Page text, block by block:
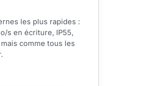
les plus rapides :
s en écriture, IP55,
comme tous les